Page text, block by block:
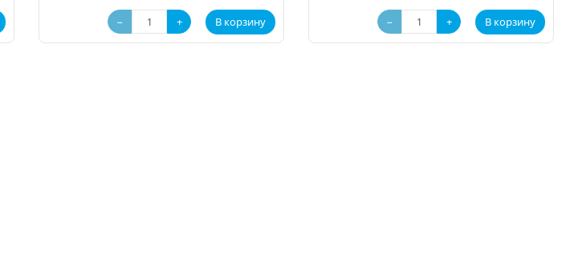
− + В корзину − + В корзину